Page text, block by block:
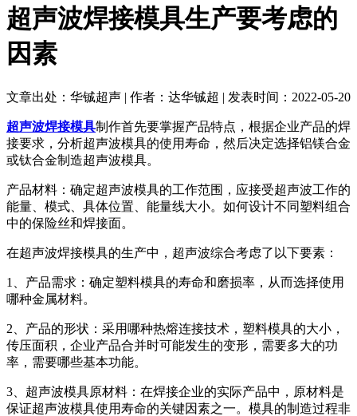
超声波焊接模具生产要考虑的
因素
文章出处：华铖超声 | 作者：达华铖超 | 发表时间：2022-05-20
超声波焊接模具制作首先要掌握产品特点，根据企业产品的焊
接要求，分析超声波模具的使用寿命，然后决定选择铝镁合金
或钛合金制造超声波模具。
产品材料：确定超声波模具的工作范围，应接受超声波工作的
能量、模式、具体位置、能量线大小。如何设计不同塑料组合
中的保险丝和焊接面。
在超声波焊接模具的生产中，超声波综合考虑了以下要素：
1、产品需求：确定塑料模具的寿命和磨损率，从而选择使用
哪种金属材料。
2、产品的形状：采用哪种热熔连接技术，塑料模具的大小，
传压面积，企业产品合并时可能发生的变形，需要多大的功
率，需要哪些基本功能。
3、超声波模具原材料：在焊接企业的实际产品中，原材料是
保证超声波模具使用寿命的关键因素之一。模具的制造过程非